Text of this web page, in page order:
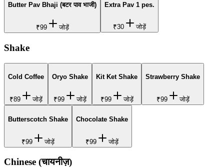
Butter Pav Bhaji (बटर पाव भाजी)
₹99 जोड़ें
Extra Pav 1 pes.
₹30 जोड़ें
Shake
Cold Coffee
₹89 जोड़ें
Oryo Shake
₹99 जोड़ें
Kit Ket Shake
₹99 जोड़ें
Strawberry Shake
₹99 जोड़ें
Butterscotch Shake
₹99 जोड़ें
Chocolate Shake
₹99 जोड़ें
Chinese (चायनीज़)